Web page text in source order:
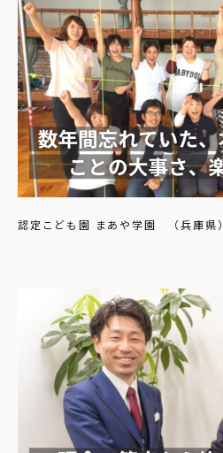
認定こども園 まあや学園 （兵庫県）